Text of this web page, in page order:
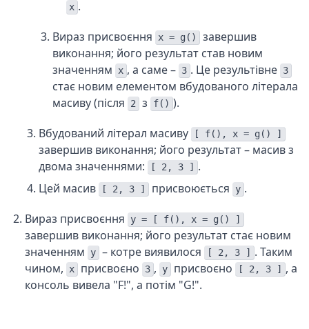
x .
Вираз присвоєння
x = g()
завершив
виконання; його результат став новим
значенням
x , а саме – 3 . Це результівне 3
стає новим елементом вбудованого літерала
масиву (після
2 з f() ).
Вбудований літерал масиву
[ f(), x = g() ]
завершив виконання; його результат – масив з
двома значеннями:
[ 2, 3 ]
.
Цей масив
[ 2, 3 ] присвоюється y .
Вираз присвоєння
y = [ f(), x = g() ]
завершив виконання; його результат стає новим
значенням
y – котре виявилося [ 2, 3 ]
. Таким
чином,
x присвоєно 3 , y присвоєно [ 2, 3 ]
, а
консоль вивела "F!", а потім "G!".